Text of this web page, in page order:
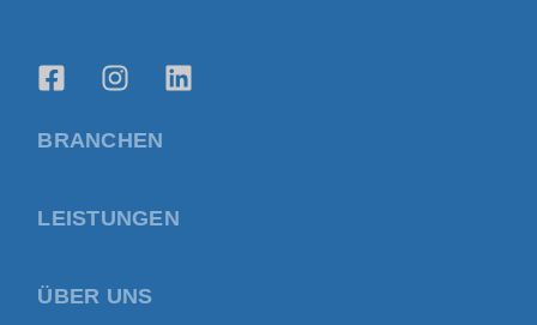
BRANCHEN
LEISTUNGEN
ÜBER UNS